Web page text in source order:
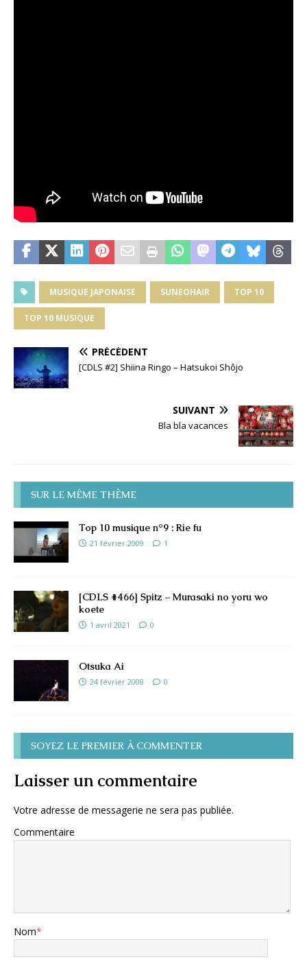
MUSIQUE JAPONAISE SUNEOHAIR TOP 10
TOP 10 MUSIQUE
PRÉCÉDENT
[CDLS #2] Shiina Ringo – Hatsukoi Shôjo
SUIVANT
Bla bla vacances
SUR LE MÊME THÈME
Top 10 musique n°9 : Rie fu
21 février 2009 1
[CDLS #466] Spitz – Murasaki no yoru wo
koete
1 avril 2021 0
Otsuka Ai
24 février 2008 0
SOYEZ LE PREMIER À COMMENTER
Laisser un commentaire
Votre adresse de messagerie ne sera pas publiée.
Commentaire
Nom*